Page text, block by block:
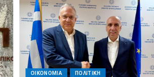
ΟΙΚΟΝΟΜΙΑ ΠΟΛΙΤΙΚΗ
ΔΗΜΗΤΡΙΟΣ ΠΟΛΙΤΙΣΜΟΣ
- ΕΝΩΣΕΙΣ
Δράση Αγίου Δημητρίου στο
των πυρόπληκτων συμπολιτών